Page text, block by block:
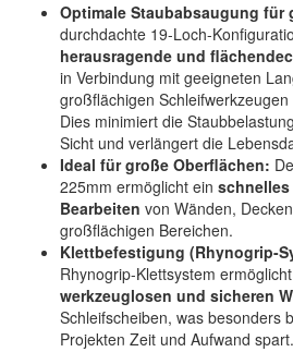
(2)
Wibeco
(1)
ZVG
Optimale Staubabsaugung für
durchdachte 19-Loch-
herausragende und
in Verbindung mit geeigneten
großflächigen
Dies minimiert die
Sicht und verlängert die
Ideal für große Oberflächen:
225mm ermöglicht ein
Bearbeiten von Wänden,
großflächigen Bereichen.
Klettbefestigung (Rhynogrip-
Rhynogrip-Klettsystem
werkzeuglosen und sicheren
Schleifscheiben, was besonders
Projekten Zeit und Aufwand spart.